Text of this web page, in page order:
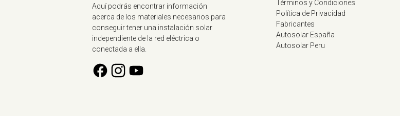
Aquí podrás encontrar información
acerca de los materiales necesarios para
conseguir tener una instalación solar
independiente de la red eléctrica o
conectada a ella.
Términos y Condiciones
Política de Privacidad
Fabricantes
Autosolar España
Autosolar Peru